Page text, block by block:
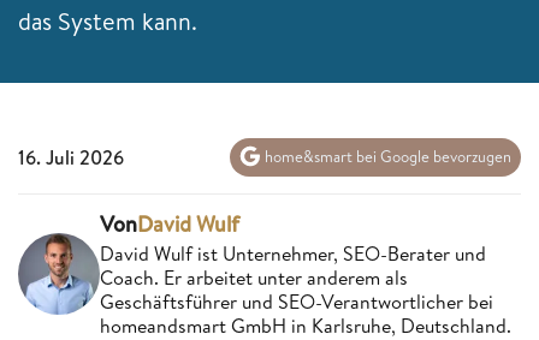
das System kann.
16. Juli 2026 home&smart bei Google bevorzugen
VonDavid Wulf
David Wulf ist Unternehmer, SEO-Berater und
Coach. Er arbeitet unter anderem als
Geschäftsführer und SEO-Verantwortlicher bei
homeandsmart GmbH in Karlsruhe, Deutschland.